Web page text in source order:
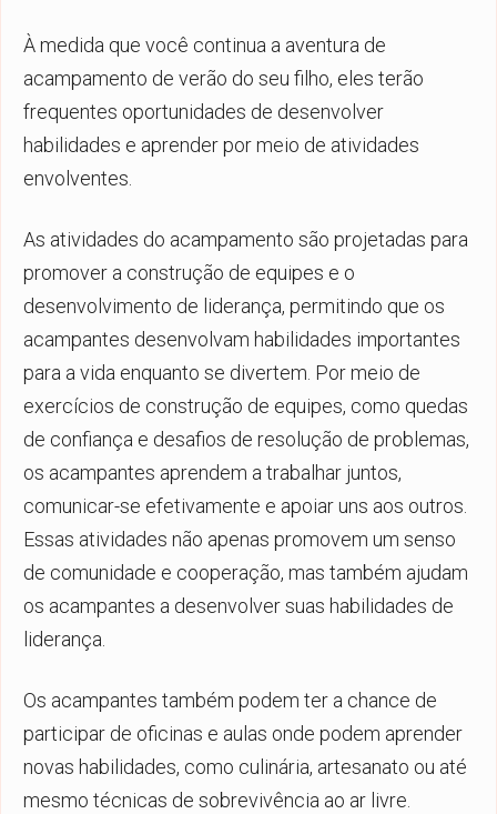
À medida que você continua a aventura de
acampamento de verão do seu filho, eles terão
frequentes oportunidades de desenvolver
habilidades e aprender por meio de atividades
envolventes.
As atividades do acampamento são projetadas para
promover a construção de equipes e o
desenvolvimento de liderança, permitindo que os
acampantes desenvolvam habilidades importantes
para a vida enquanto se divertem. Por meio de
exercícios de construção de equipes, como quedas
de confiança e desafios de resolução de problemas,
os acampantes aprendem a trabalhar juntos,
comunicar-se efetivamente e apoiar uns aos outros.
Essas atividades não apenas promovem um senso
de comunidade e cooperação, mas também ajudam
os acampantes a desenvolver suas habilidades de
liderança.
Os acampantes também podem ter a chance de
participar de oficinas e aulas onde podem aprender
novas habilidades, como culinária, artesanato ou até
mesmo técnicas de sobrevivência ao ar livre.